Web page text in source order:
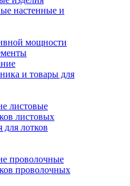
настенные и
мощности
и товары для
листовые
листовых
лотков
проволочные
проволочных